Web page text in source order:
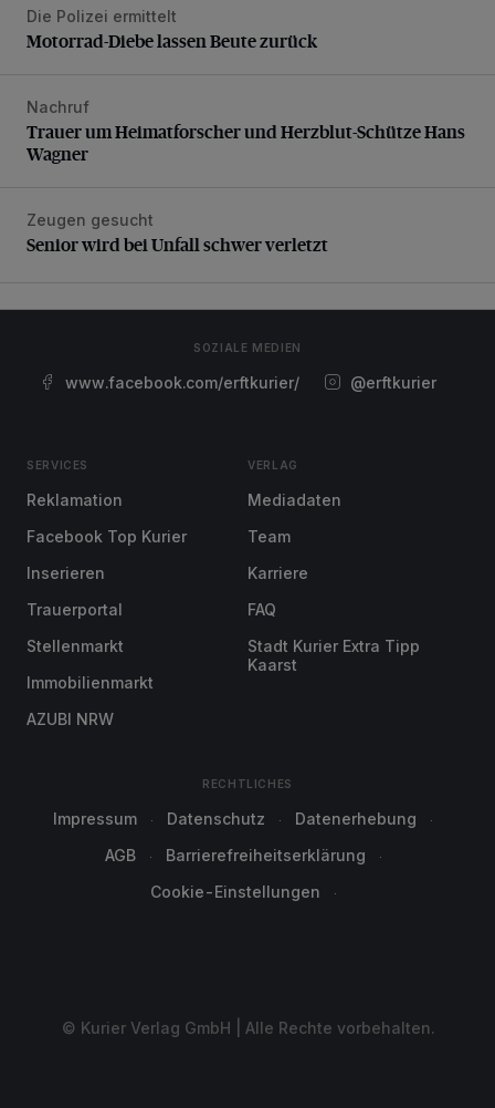
Motorrad-Diebe lassen Beute zurück
Die Polizei ermittelt
Motorrad-Diebe lassen Beute zurück
Trauer um Heimatforscher und Herzblut-Schütze Hans
Nachruf
Trauer um Heimatforscher und Herzblut-Schütze Hans
Wagner
Senior wird bei Unfall schwer verletzt
Zeugen gesucht
Senior wird bei Unfall schwer verletzt
SOZIALE MEDIEN
www.facebook.com/erftkurier/ @erftkurier
SERVICES
Reklamation
Facebook Top Kurier
Inserieren
Trauerportal
Stellenmarkt
Immobilienmarkt
AZUBI NRW
VERLAG
Mediadaten
Team
Karriere
FAQ
Stadt Kurier Extra Tipp
Kaarst
RECHTLICHES
Impressum Datenschutz
Datenerhebung
AGB
Barrierefreiheitserklärung
Cookie-Einstellungen
© Kurier Verlag GmbH | Alle Rechte vorbehalten.